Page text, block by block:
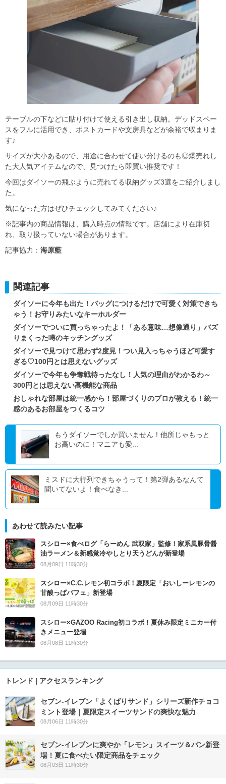
テーブルの下などに貼り付けて使える引き出し収納。デッドスペー
スをフルに活用でき、ポストカードや文房具などが余裕で収まりま
す♪
サイズが大小あるので、用途に合わせて使い分けるのも◎爆売れし
た大人気アイテムなので、見つけたら即買い推奨です！
今回はダイソーの飛ぶように売れてる収納グッズ3選をご紹介しまし
た。
気になった方はぜひチェックしてみてください♪
※記事内の商品情報は、購入時点の情報です。店舗により在庫切
れ、取り扱っていない場合があります。
記事協力： 海原藍
関連記事
ダイソーに今年も出た！バッグにつけるだけで可愛く対策できち
ゃう！お守りみたいなキーホルダー
ダイソーでついに買っちゃったよ！「ある意味…想像通り」バズ
りまくった噂のキッチングッズ
ダイソーで見つけて思わず2度見！つい見入っちゃうほど可愛す
ぎる♡100円とは思えないグッズ
ダイソーで今年も争奪戦待ったなし！人気の理由がわかるわ～
300円とは思えない高機能な商品
おしゃれな部屋は統一感から！部屋づくりのプロが教える！統一
感のあるお部屋をつくるコツ
もうダイソーでしか買いません！他所じゃもっと
お高いのに！マニアも愛...
ミスドに大行列できちゃうって！第2弾あるなんて
聞いてないよ！食べなき...
あわせて読みたい記事
スシロー×食べログ「らーめん 武双家」監修！家系風豚骨醤
油ラーメン＆新感覚冷やしとり天うどんが新登場
08月09日 11時30分
スシロー×C.C.レモン初コラボ！夏限定「おいしーレモンの
甘酸っぱパフェ」新登場
08月09日 11時30分
スシロー×GAZOO Racing初コラボ！夏休み限定ミニカー付
きメニュー登場
08月08日 11時30分
トレンド | アクセスランキング
セブン‐イレブン「よくばりサンド」シリーズ新作チョコ
ミント登場｜夏限定スイーツサンドの爽快な魅力
08月06日 11時30分
セブン‐イレブンに爽やか「レモン」スイーツ＆パン新登
場！夏に食べたい限定商品をチェック
08月03日 11時30分